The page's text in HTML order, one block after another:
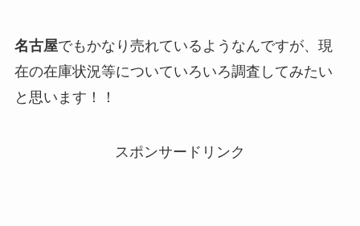
名古屋でもかなり売れているようなんですが、現
在の在庫状況等についていろいろ調査してみたい
と思います！！
スポンサードリンク